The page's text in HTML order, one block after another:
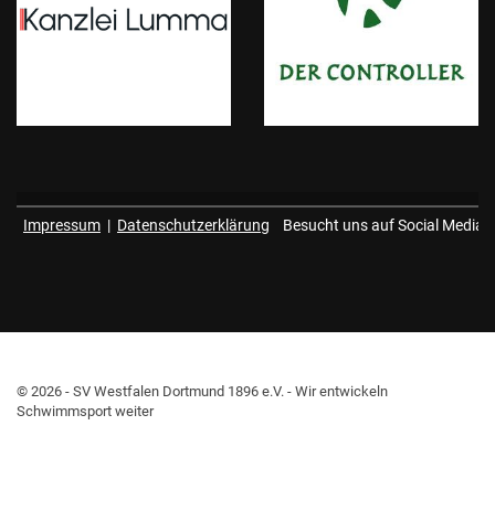
Impressum | Datenschutzerklärung Besucht uns auf Social Media
© 2026 - SV Westfalen Dortmund 1896 e.V. - Wir entwickeln
Schwimmsport weiter